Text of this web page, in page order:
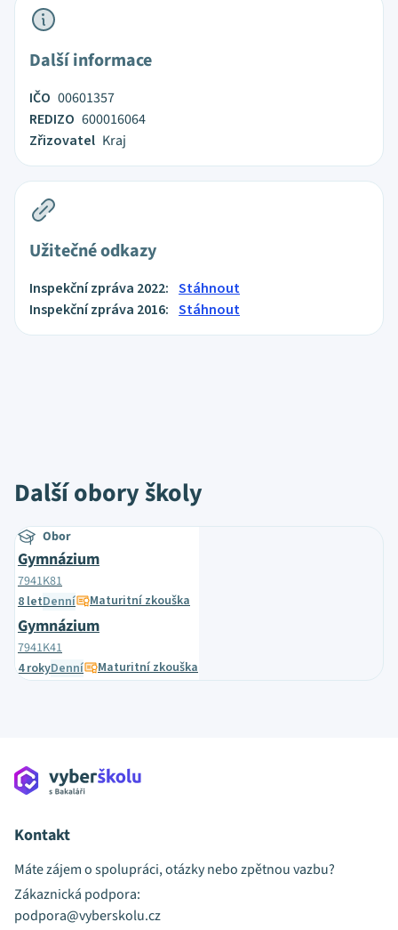
Další informace
IČO 00601357
REDIZO 600016064
Zřizovatel Kraj
Užitečné odkazy
Inspekční zpráva 2022: Stáhnout
Inspekční zpráva 2016: Stáhnout
Další obory školy
Obor
Gymnázium
7941K81
8 letDenní Maturitní zkouška
Gymnázium
7941K41
4 rokyDenní Maturitní zkouška
Kontakt
Máte zájem o spolupráci, otázky nebo zpětnou vazbu?
Zákaznická podpora:
podpora@vyberskolu.cz